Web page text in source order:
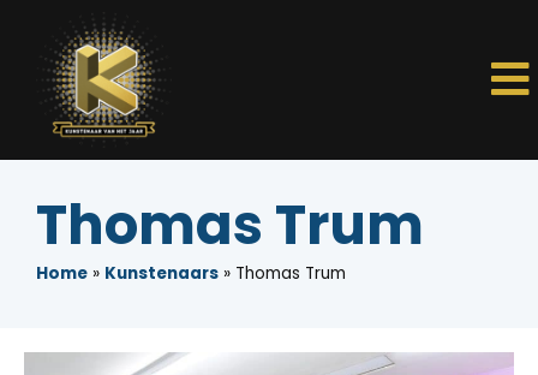
Thomas Trum
Home » Kunstenaars » Thomas Trum